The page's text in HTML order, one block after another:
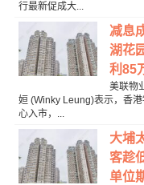
行最新促成大...
减息
湖花
利85
美联物
姮 (Winky Leung)表示，香
心入市，...
大埔
客趁
单位